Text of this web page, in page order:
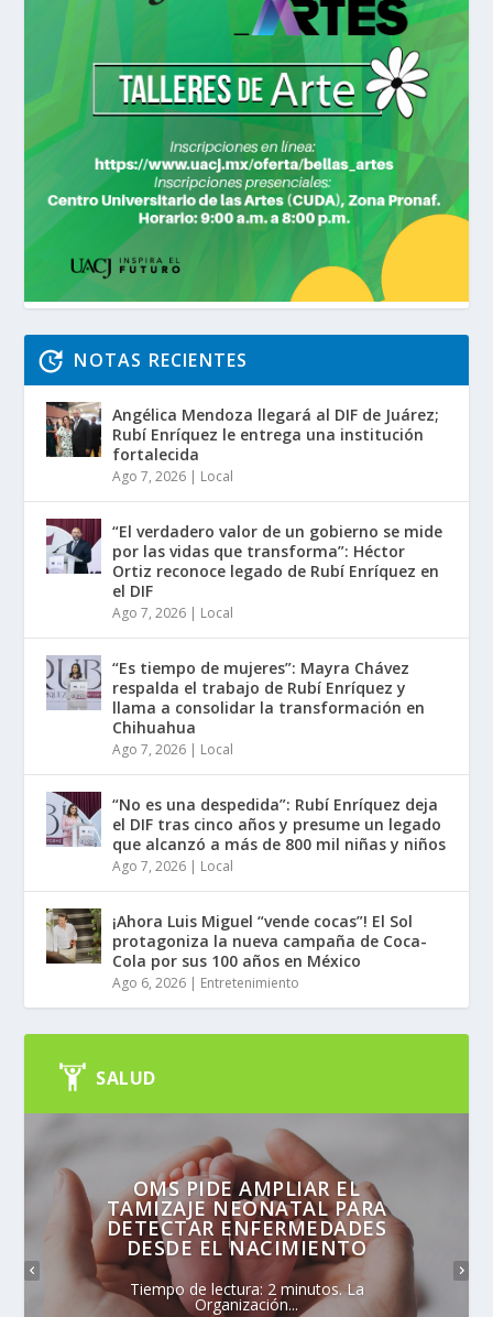
NOTAS RECIENTES
Angélica Mendoza llegará al DIF de Juárez;
Rubí Enríquez le entrega una institución
fortalecida
Ago 7, 2026 | Local
“El verdadero valor de un gobierno se mide
por las vidas que transforma”: Héctor
Ortiz reconoce legado de Rubí Enríquez en
el DIF
Ago 7, 2026 | Local
“Es tiempo de mujeres”: Mayra Chávez
respalda el trabajo de Rubí Enríquez y
llama a consolidar la transformación en
Chihuahua
Ago 7, 2026 | Local
“No es una despedida”: Rubí Enríquez deja
el DIF tras cinco años y presume un legado
que alcanzó a más de 800 mil niñas y niños
Ago 7, 2026 | Local
¡Ahora Luis Miguel “vende cocas”! El Sol
protagoniza la nueva campaña de Coca-
Cola por sus 100 años en México
Ago 6, 2026 | Entretenimiento
SALUD
OMS PIDE AMPLIAR EL
TAMIZAJE NEONATAL PARA
DETECTAR ENFERMEDADES
DESDE EL NACIMIENTO
Tiempo de lectura: 2 minutos. La
Organización...